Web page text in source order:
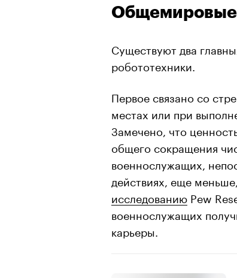
Общемировые
Существуют два
робототехники.
Первое связано со
местах или при
Замечено, что
общего сокращения
военнослужащих,
действиях, еще
исследованию Pew
военнослужащих
карьеры.